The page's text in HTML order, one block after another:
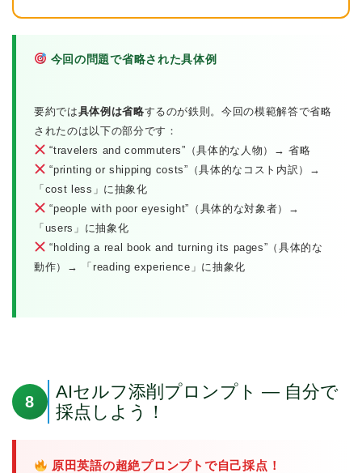
今回の問題で省略された具体例
要約では具体例は省略するのが鉄則。今回の模範解答で省略
されたのは以下の部分です：
“travelers and commuters”（具体的な人物）→ 省略
“printing or shipping costs”（具体的なコスト内訳）→
「cost less」に抽象化
“people with poor eyesight”（具体的な対象者）→
「users」に抽象化
“holding a real book and turning its pages”（具体的な
動作）→ 「reading experience」に抽象化
8
AIセルフ添削プロンプト — 自分で
採点しよう！
原田英語の超絶プロンプトで自己採点！